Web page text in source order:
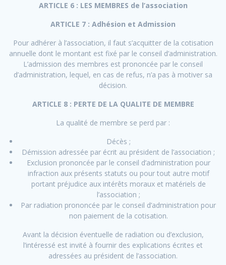
ARTICLE 6 : LES MEMBRES de l’association
ARTICLE 7 : Adhésion et Admission
Pour adhérer à l’association, il faut s’acquitter de la cotisation
annuelle dont le montant est fixé par le conseil d’administration.
L’admission des membres est prononcée par le conseil
d’administration, lequel, en cas de refus, n’a pas à motiver sa
décision.
ARTICLE 8 : PERTE DE LA QUALITE DE MEMBRE
La qualité de membre se perd par :
Décès ;
Démission adressée par écrit au président de l’association ;
Exclusion prononcée par le conseil d’administration pour
infraction aux présents statuts ou pour tout autre motif
portant préjudice aux intérêts moraux et matériels de
l’association ;
Par radiation prononcée par le conseil d’administration pour
non paiement de la cotisation.
Avant la décision éventuelle de radiation ou d’exclusion,
l’intéressé est invité à fournir des explications écrites et
adressées au président de l’association.